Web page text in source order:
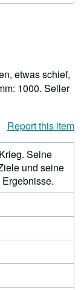
etwas schief,
1000. Seller
Report this item
Seine
und seine